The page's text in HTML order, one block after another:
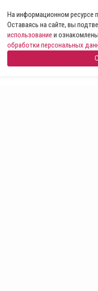
На информационном ресурсе
Оставаясь на сайте, вы
использование и
обработки персональных